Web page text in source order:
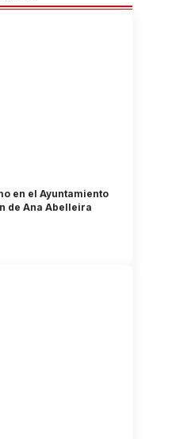
en el Ayuntamiento
de Ana Abelleira